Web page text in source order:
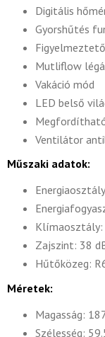
Digitális
Gyorshűtés
Mutliflow
Vakáció mód
LED belső
Ventilátor
Műszaki adatok:
Klímaosztály:
Zajszint: 38
Hűtőközeg:
Méretek:
Magasság:
Szélesség: